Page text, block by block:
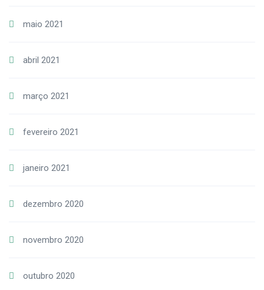
maio 2021
abril 2021
março 2021
fevereiro 2021
janeiro 2021
dezembro 2020
novembro 2020
outubro 2020